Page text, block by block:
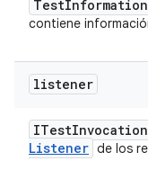
TestInformation
contiene
listener
ITestInvocation
Listener de los